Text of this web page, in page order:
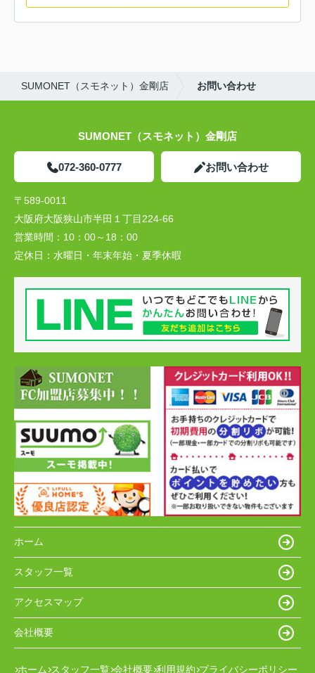
SUMONET（スモネット）金剛店 お問い合わせ
SUMONET（スモネット）金剛店
072-360-0777 お問い合わせ
〒589-0011
大阪府大阪狭山市半田１丁目224-66
営業時間： 10：00～18：00
定休日： 水曜日・年末年始・夏季休暇
ホーム
スタッフ一覧
アクセスマップ
会社概要
ホーム スタッフ一覧 会社概要 利用規約 プライバシーポリシー